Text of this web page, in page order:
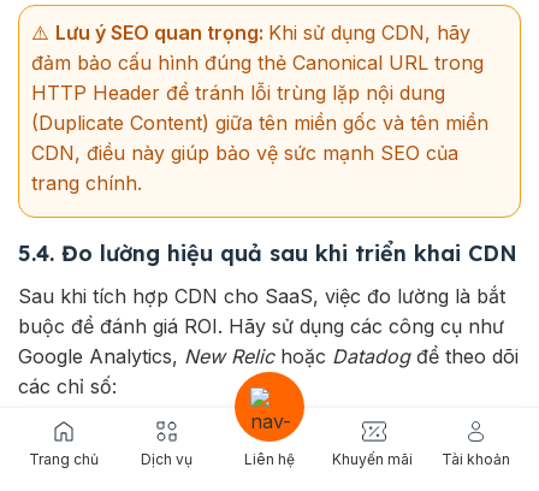
⚠️ Lưu ý SEO quan trọng: Khi sử dụng CDN, hãy
đảm bảo cấu hình đúng thẻ Canonical URL trong
HTTP Header để tránh lỗi trùng lặp nội dung
(Duplicate Content) giữa tên miền gốc và tên miền
CDN, điều này giúp bảo vệ sức mạnh SEO của
trang chính.
5.4. Đo lường hiệu quả sau khi triển khai CDN
Sau khi tích hợp CDN cho SaaS, việc đo lường là bắt
buộc để đánh giá ROI. Hãy sử dụng các công cụ như
Google Analytics, New Relic hoặc Datadog để theo dõi
các chỉ số:
Cache Hit Ratio
: Tỷ lệ yêu cầu được phục vụ từ
cache. Tỷ lệ này càng cao (trên 85-90% cho nội
Trang chủ Dịch vụ Liên hệ Khuyến mãi Tài khoản